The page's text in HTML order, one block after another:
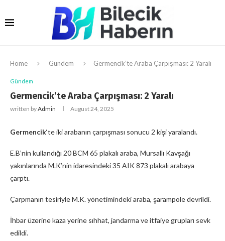
Home Gündem Germencik’te Araba Çarpışması: 2 Yaralı
Gündem
Germencik’te Araba Çarpışması: 2 Yaralı
written byAdmin August 24, 2025
Germencik‘te iki arabanın çarpışması sonucu 2 kişi yaralandı.
E.B’nin kullandığı 20 BCM 65 plakalı araba, Mursallı Kavşağı
yakınlarında M.K’nin idaresindeki 35 AIK 873 plakalı arabaya
çarptı.
Çarpmanın tesiriyle M.K. yönetimindeki araba, şarampole devrildi.
İhbar üzerine kaza yerine sıhhat, jandarma ve itfaiye grupları sevk
edildi.